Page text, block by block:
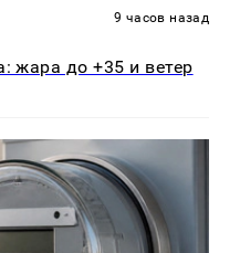
9 часов назад
жара до +35 и ветер